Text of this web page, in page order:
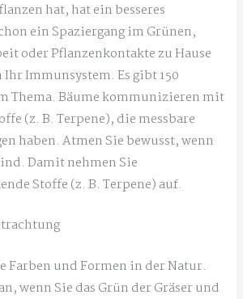
hat, hat ein besseres
ein Spaziergang im Grünen,
oder Pflanzenkontakte zu Hause
Ihr Immunsystem. Es gibt 150
Thema. Bäume kommunizieren mit
(z. B. Terpene), die messbare
haben. Atmen Sie bewusst, wenn
Damit nehmen Sie
Stoffe (z. B. Terpene) auf.
Farben und Formen in der Natur.
wenn Sie das Grün der Gräser und